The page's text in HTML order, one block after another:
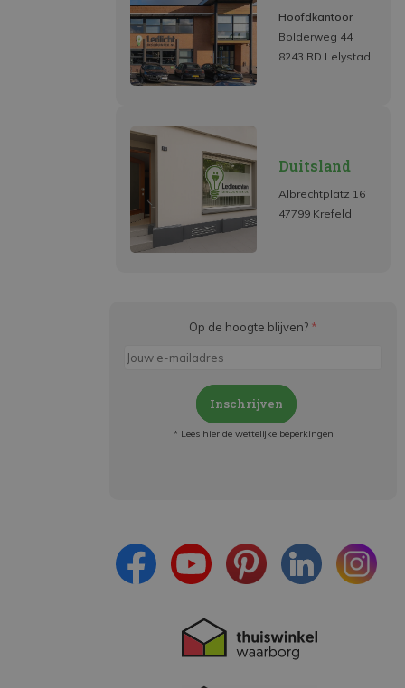
Hoofdkantoor
Bolderweg 44
8243 RD Lelystad
Duitsland
Albrechtplatz 16
47799 Krefeld
Op de hoogte blijven? *
Inschrijven
* Lees hier de wettelijke beperkingen